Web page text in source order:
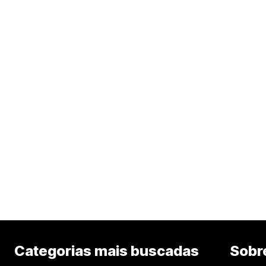
Categorias mais buscadas